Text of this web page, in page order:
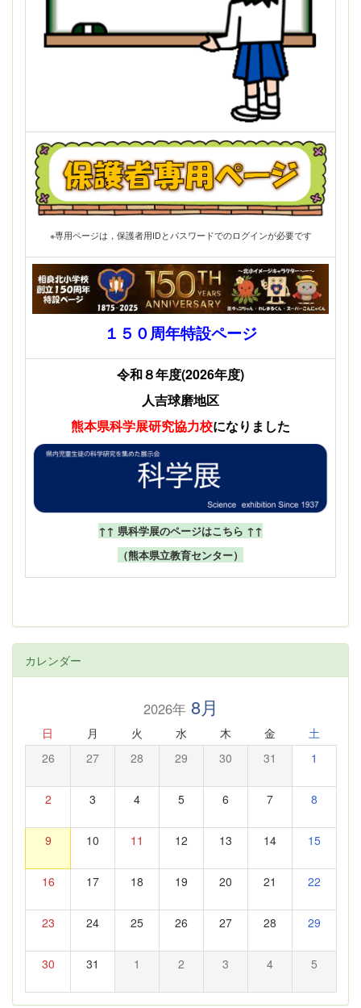
※専用ページは，保護者用IDとパスワードでのログインが必要です
１５０周年特設ページ
令和８年度(2026年度)
人吉球磨地区
熊本県科学展研究協力校になりました
↑↑ 県科学展のページはこちら ↑↑
（熊本県立教育センター）
カレンダー
2026年8月
日 月 火 水 木 金 土
26 27 28 29 30 31 1
2 3 4 5 6 7 8
9 10 11 12 13 14 15
16 17 18 19 20 21 22
23 24 25 26 27 28 29
30 31 1 2 3 4 5